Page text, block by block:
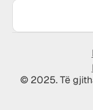
© 2025. Të